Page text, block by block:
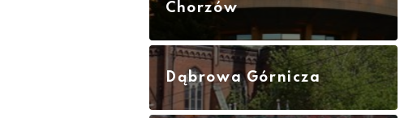
Chorzów
Dąbrowa Górnicza